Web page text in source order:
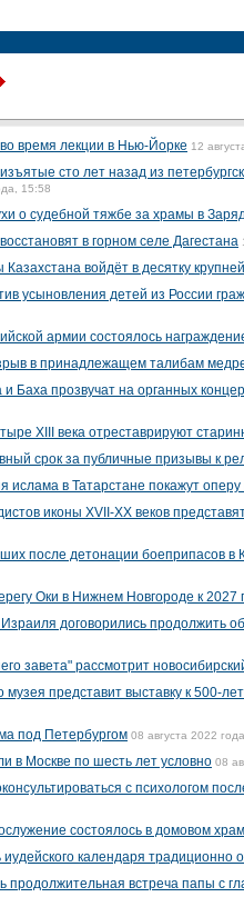
время лекции в Нью-Йорке 12
сто лет назад из
15:58
о судебной тяжбе за храмы в
в горном селе Дагестана
войдёт в десятку
усыновления детей из России
армии состоялось
в принадлежащем талибам
Баха прозвучат на органных
XIII века отреставрируют
срок за публичные призывы к
ислама в Татарстане покажут
иконы XVII-XX веков
после детонации боеприпасов в
Оки в Нижнем Новгороде к 2027
договорились продолжить
завета" рассмотрит
музея представит выставку к 500-
под Петербургом 08 августа 2022
в Москве по шесть лет условно 08
с психологом
состоялось в домовом
календаря традиционно
продолжительная встреча папы с